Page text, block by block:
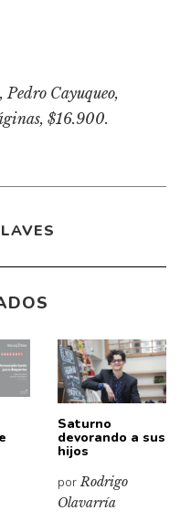
, Pedro Cayuqueo,
$16.900.
Saturno
devorando a sus
hijos
porRodrigo
Olavarría